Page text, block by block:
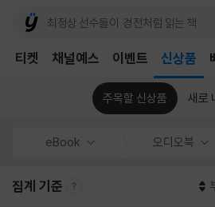
채널예스 이벤트 신상품
티켓
주목할 신상품 새로
eBook 오디오북
집계 기준